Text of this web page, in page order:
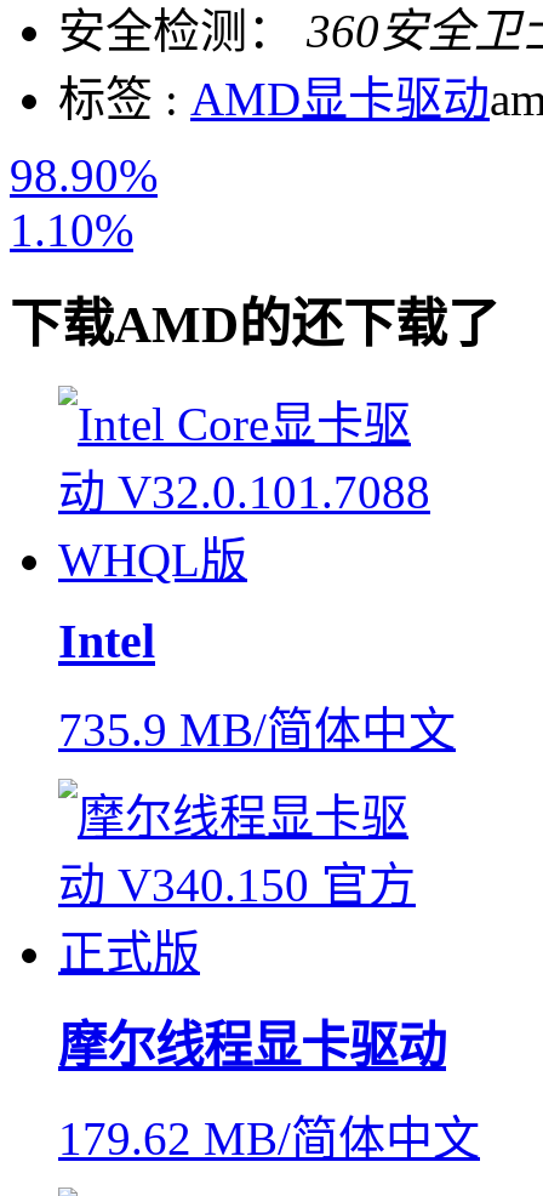
安全检测：
360安全卫
标签 : AMD显卡驱动
98.90%
1.10%
下载AMD的还下载了
Intel
735.9 MB/简体中文
摩尔线程显卡驱动
179.62 MB/简体中文